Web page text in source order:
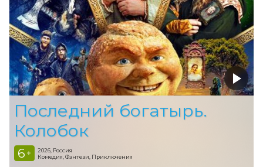
Последний богатырь.
Колобок
6 +
2026, Россия
Комедия, Фэнтези, Приключения